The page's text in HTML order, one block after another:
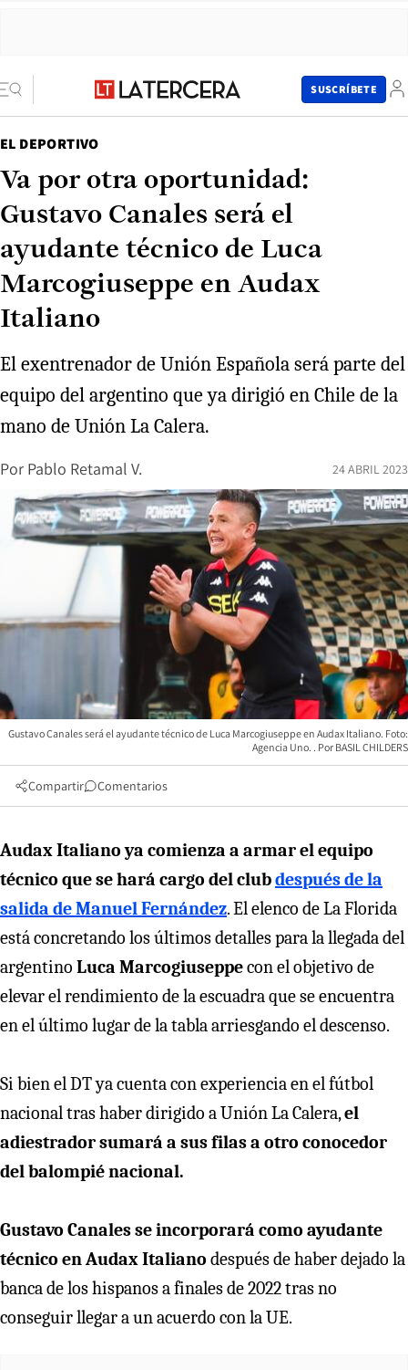
SUSCRÍBETE
EL DEPORTIVO
Va por otra oportunidad:
Gustavo Canales será el
ayudante técnico de Luca
Marcogiuseppe en Audax
Italiano
El exentrenador de Unión Española será parte del
equipo del argentino que ya dirigió en Chile de la
mano de Unión La Calera.
Por Pablo Retamal V. 24 ABRIL 2023
Gustavo Canales será el ayudante técnico de Luca Marcogiuseppe en Audax Italiano. Foto:
Agencia Uno.
BASIL CHILDERS
Compartir Comentarios
Audax Italiano ya comienza a armar el equipo
técnico que se hará cargo del clubdespués de la
salida de Manuel Fernández. El elenco de La Florida
está concretando los últimos detalles para la llegada del
argentino Luca Marcogiuseppecon el objetivo de
elevar el rendimiento de la escuadra que se encuentra
en el último lugar de la tabla arriesgando el descenso.
Si bien el DT ya cuenta con experiencia en el fútbol
nacional tras haber dirigido a Unión La Calera,el
adiestrador sumará a sus filas a otro conocedor
del balompié nacional.
Gustavo Canales se incorporará como ayudante
técnico en Audax Italiano después de haber dejado la
banca de los hispanos a finales de 2022 tras no
conseguir llegar a un acuerdo con la UE.